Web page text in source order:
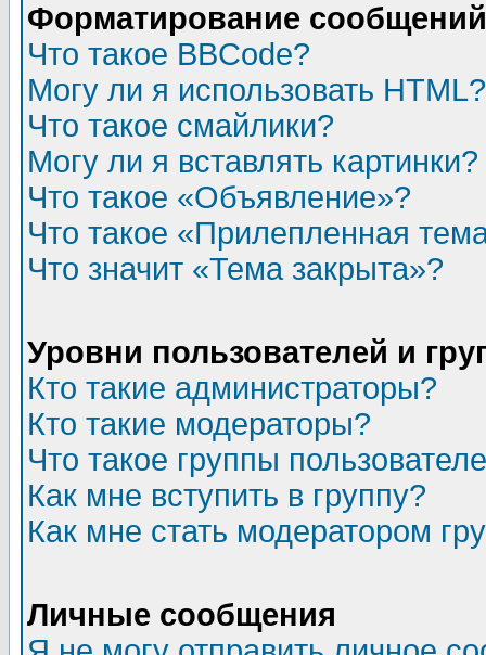
Форматирование
Что такое BBCode?
Могу ли я использовать HTML?
Что такое смайлики?
Могу ли я вставлять картинки?
Что такое «Объявление»?
Что такое «Прилепленная
Что значит «Тема закрыта»?
Уровни пользователей и
Кто такие администраторы?
Кто такие модераторы?
Что такое группы
Как мне вступить в группу?
Как мне стать модератором
Личные сообщения